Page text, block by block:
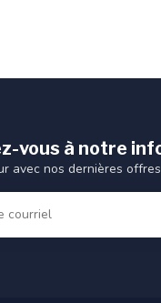
vous à notre
avec nos dernières offres